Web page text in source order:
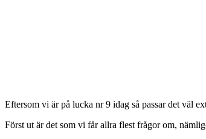
Eftersom vi är på lucka nr 9 idag så passar det väl
Först ut är det som vi får allra flest frågor om,